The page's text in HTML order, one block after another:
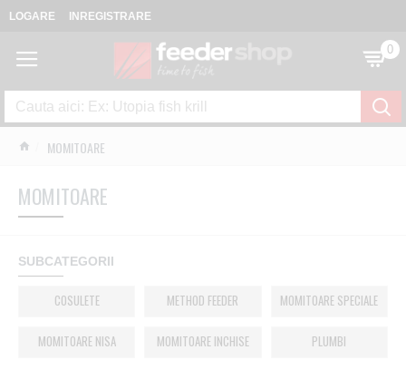
LOGARE INREGISTRARE
0
MOMITOARE
MOMITOARE
SUBCATEGORII
COSULETE METHOD FEEDER MOMITOARE SPECIALE
MOMITOARE NISA MOMITOARE INCHISE PLUMBI